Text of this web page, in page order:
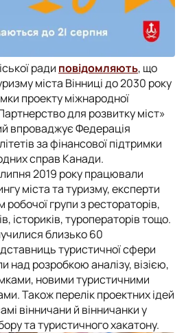
ради повідомляють, що
міста Вінниці до 2030 року
проекту міжнародної
для розвитку міст»
впроваджує Федерація
за фінансової підтримки
справ Канади.
2019 року працювали
міста та туризму, експерти
групи з рестораторів,
істориків, туроператорів тощо.
близько 60
туристичної сфери
над розробкою аналізу, візією,
новими туристичними
Також перелік проектних ідей
вінничани й вінничанки у
та туристичного хакатону.